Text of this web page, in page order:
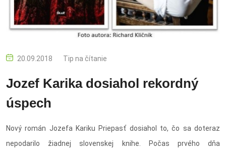
20.09.2018 Tip na čítanie
Jozef Karika dosiahol rekordný
úspech
Nový román Jozefa Kariku Priepasť dosiahol to, čo sa doteraz
nepodarilo žiadnej slovenskej knihe. Počas prvého dňa